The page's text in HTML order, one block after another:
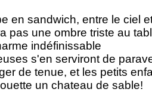
en sandwich, entre le ciel
pas une ombre triste au
indéfinissable
s'en serviront de
de tenue, et les petits
un chateau de sable!